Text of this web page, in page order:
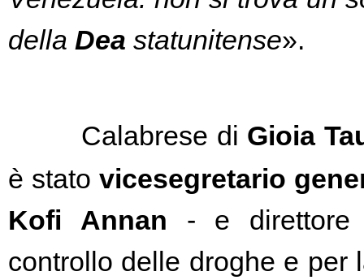
della Dea statunitense».
Calabrese di Gioia
è stato vicesegretario
Kofi Annan - e direttore
controllo delle droghe e per